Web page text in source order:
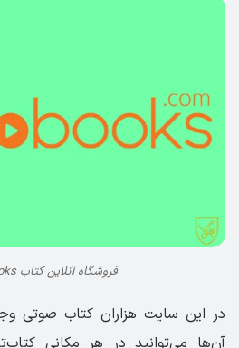
فروشگاه آنلاین کتاب AudioBooks
در این سایت هزاران کتاب صوتی
آن‌ها می‌توانید در هر مکانی